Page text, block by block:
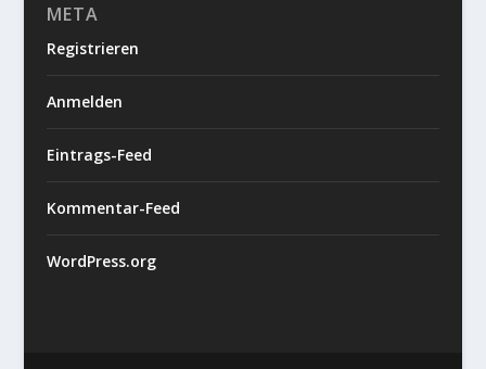
META
Registrieren
Anmelden
Eintrags-Feed
Kommentar-Feed
WordPress.org